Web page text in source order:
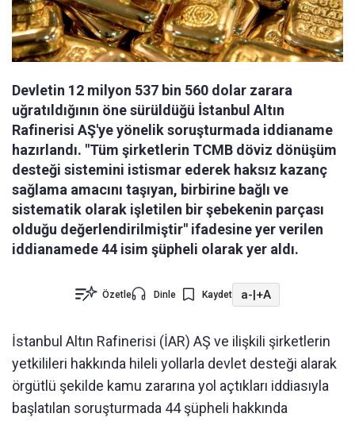
Devletin 12 milyon 537 bin 560 dolar zarara
uğratıldığının öne sürüldüğü İstanbul Altın
Rafinerisi AŞ'ye yönelik soruşturmada iddianame
hazırlandı. "Tüm şirketlerin TCMB döviz dönüşüm
desteği sistemini istismar ederek haksız kazanç
sağlama amacını taşıyan, birbirine bağlı ve
sistematik olarak işletilen bir şebekenin parçası
olduğu değerlendirilmiştir" ifadesine yer verilen
iddianamede 44 isim şüpheli olarak yer aldı.
Özetle Dinle Kaydet a-|+A
İstanbul Altın Rafinerisi (İAR) AŞ ve ilişkili şirketlerin
yetkilileri hakkında hileli yollarla devlet desteği alarak
örgütlü şekilde kamu zararına yol açtıkları iddiasıyla
başlatılan soruşturmada 44 şüpheli hakkında